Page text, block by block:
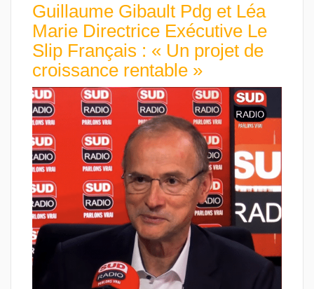
Guillaume Gibault Pdg et Léa
Marie Directrice Exécutive Le
Slip Français : « Un projet de
croissance rentable »